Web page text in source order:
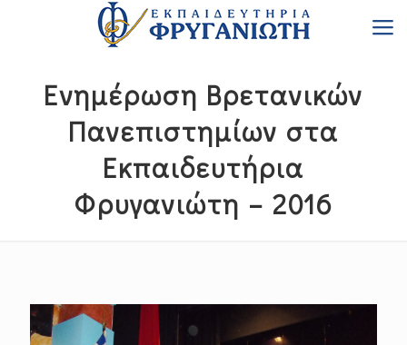
Ενημέρωση Βρετανικών
Πανεπιστημίων στα
Εκπαιδευτήρια
Φρυγανιώτη – 2016